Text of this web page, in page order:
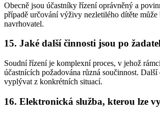
Obecně jsou účastníky řízení oprávněný a
případě určování výživy nezletilého dítěte může
navrhovatel.
15. Jaké další činnosti jsou po
Soudní řízení je komplexní proces, v jehož
účastnících požadována různá součinnost.
vyplývat z konkrétních situací.
16. Elektronická služba, kterou lze